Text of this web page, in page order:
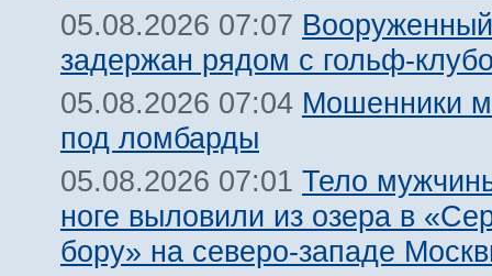
05.08.2026 07:07
задержан рядом с гольф-
05.08.2026 07:04 Мошенники
под ломбарды
05.08.2026 07:01 Тело
ноге выловили из озера в
бору» на северо-западе